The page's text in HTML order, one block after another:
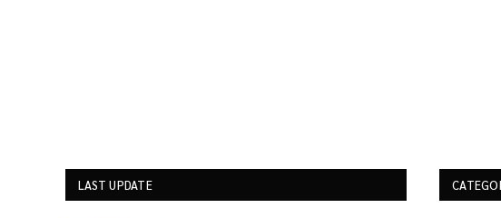
LAST UPDATE